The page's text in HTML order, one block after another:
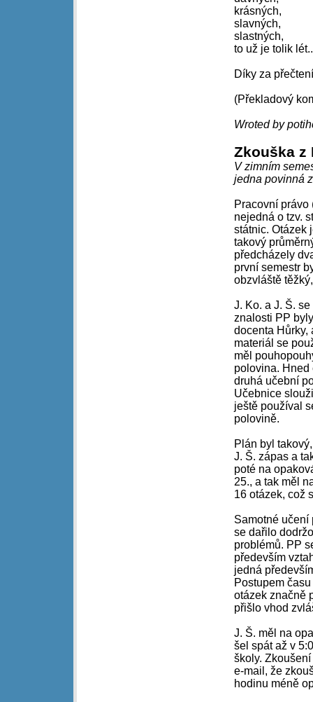
krásných,
slavných,
slastných,
to už je tolik
Díky za
(Překladový
Wroted by
Zkouška z
V zimním
jedna povinná
Pracovní právo
nejedná o tzv.
státnic. Otázek
takový
předcházely
první semestr
obzvláště
J. Ko. a J. Š.
znalosti PP
docenta Hůrky,
materiál se
měl
polovina. Hned
druhá učební
Učebnice
ještě používal
polovině.
Plán byl
J. Š. zápas a
poté na
25., a tak měl
16 otázek, což
Samotné učení
se dařilo
problémů. PP
především
jedná
Postupem
otázek značně
přišlo vhod
J. Š. měl na
šel spát až v
školy.
e-mail, že
hodinu méně